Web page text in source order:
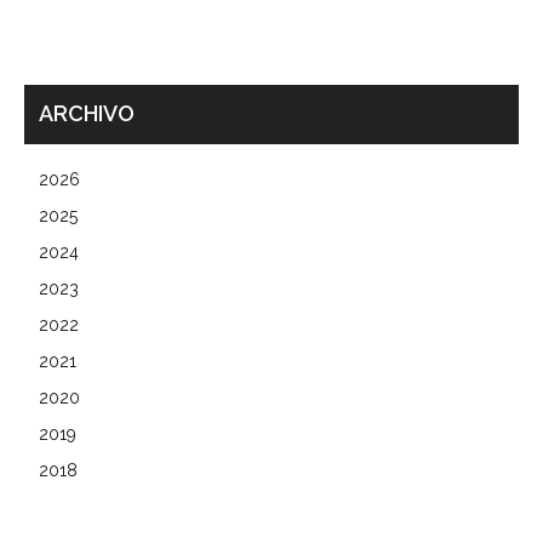
ARCHIVO
2026
2025
2024
2023
2022
2021
2020
2019
2018